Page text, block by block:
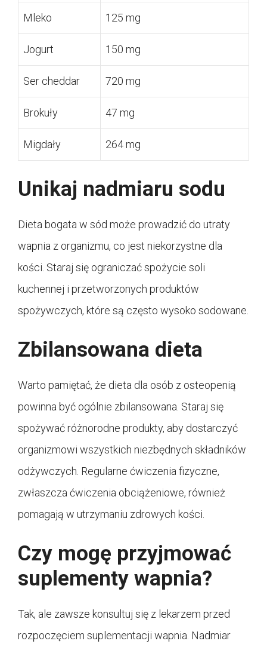
Mleko 125 mg
Jogurt 150 mg
Ser cheddar 720 mg
Brokuły 47 mg
Migdały 264 mg
Unikaj nadmiaru sodu
Dieta bogata w sód może prowadzić do utraty
wapnia z organizmu, co jest niekorzystne dla
kości. Staraj się ograniczać spożycie soli
kuchennej i przetworzonych produktów
spożywczych, które są często wysoko sodowane.
Zbilansowana dieta
Warto pamiętać, że dieta dla osób z osteopenią
powinna być ogólnie zbilansowana. Staraj się
spożywać różnorodne produkty, aby dostarczyć
organizmowi wszystkich niezbędnych składników
odżywczych. Regularne ćwiczenia fizyczne,
zwłaszcza ćwiczenia obciążeniowe, również
pomagają w utrzymaniu zdrowych kości.
Czy mogę przyjmować
suplementy wapnia?
Tak, ale zawsze konsultuj się z lekarzem przed
rozpoczęciem suplementacji wapnia. Nadmiar